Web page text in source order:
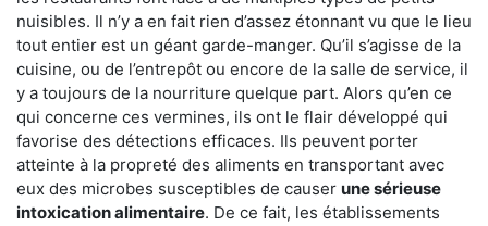
nuisibles. Il n’y a en fait rien d’assez étonnant vu que le lieu
tout entier est un géant garde-manger. Qu’il s’agisse de la
cuisine, ou de l’entrepôt ou encore de la salle de service, il
y a toujours de la nourriture quelque part. Alors qu’en ce
qui concerne ces vermines, ils ont le flair développé qui
favorise des détections efficaces. Ils peuvent porter
atteinte à la propreté des aliments en transportant avec
eux des microbes susceptibles de causer une sérieuse
intoxication alimentaire. De ce fait, les établissements